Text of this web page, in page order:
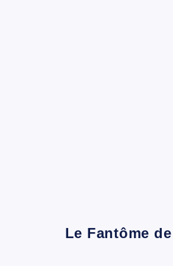
Le Fantôme